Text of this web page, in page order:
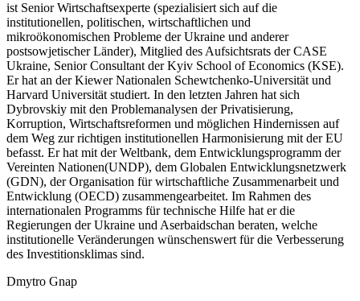
ist Senior Wirtschaftsexperte (spezialisiert sich auf die
institutionellen, politischen, wirtschaftlichen und
mikroökonomischen Probleme der Ukraine und anderer
postsowjetischer Länder), Mitglied des Aufsichtsrats der CASE
Ukraine, Senior Consultant der Kyiv School of Economics (KSE).
Er hat an der Kiewer Nationalen Schewtchenko-Universität und
Harvard Universität studiert. In den letzten Jahren hat sich
Dybrovskiy mit den Problemanalysen der Privatisierung,
Korruption, Wirtschaftsreformen und möglichen Hindernissen auf
dem Weg zur richtigen institutionellen Harmonisierung mit der EU
befasst. Er hat mit der Weltbank, dem Entwicklungsprogramm der
Vereinten Nationen(UNDP), dem Globalen Entwicklungsnetzwerk
(GDN), der Organisation für wirtschaftliche Zusammenarbeit und
Entwicklung (OECD) zusammengearbeitet. Im Rahmen des
internationalen Programms für technische Hilfe hat er die
Regierungen der Ukraine und Aserbaidschan beraten, welche
institutionelle Veränderungen wünschenswert für die Verbesserung
des Investitionsklimas sind.
Dmytro Gnap